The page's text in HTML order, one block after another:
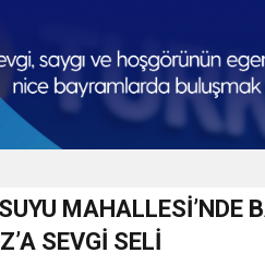
PERDE ARKASI: GÖRÜNENDEN
Törenle Hizmete Açıldı
Cumhuriyet, Türk Milletinin
MAHALLESİ’NDE
SEVGİ SELİ